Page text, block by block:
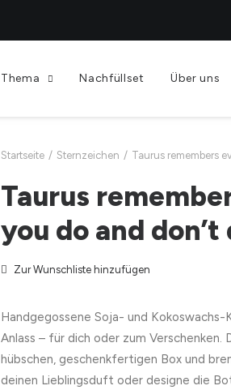
Thema Nachfüllset Über uns
Startseite Sternzeichen Taurus remembers
Taurus
you do and don’t
Zur Wunschliste hinzufügen
Handgegossene Soja- und
Anlass – für dich oder zum Verschenken.
hübschen, geschenkfertigen Box und
deinen Lieblingsduft oder designe die